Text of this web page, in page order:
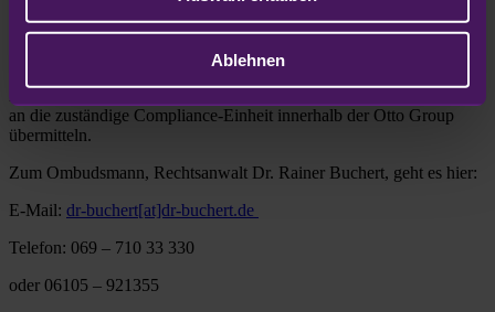
Ablehnen
Zusätzlich besteht die Möglichkeit, dass Sie sich vertraulich an den
Ombudsmann von OTTO wenden: Rechtsanwalt Dr. Rainer
Buchert. Als Rechtsanwalt unterliegt er der
an die zuständige Compliance-Einheit innerhalb der Otto Group
übermitteln.
Zum Ombudsmann, Rechtsanwalt Dr. Rainer Buchert, geht es hier:
E-Mail: dr-buchert[at]dr-buchert.de
Telefon: 069 – 710 33 330
oder 06105 – 921355